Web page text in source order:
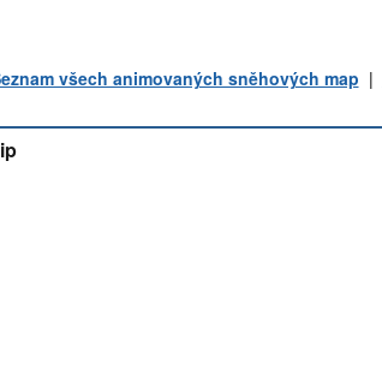
všech animovaných sněhových map |